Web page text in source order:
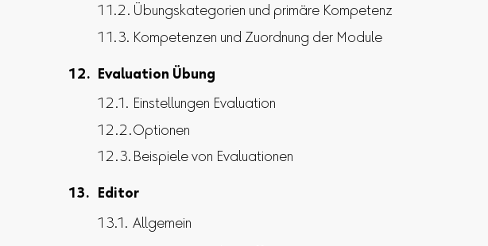
Übungskategorien und primäre Kompetenz
Kompetenzen und Zuordnung der Module
Evaluation Übung
Einstellungen Evaluation
Optionen
Beispiele von Evaluationen
Editor
Allgemein